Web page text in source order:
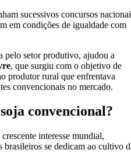
sucessivos concursos
em condições de igualdade com
pelo setor produtivo, ajudou a
, que surgiu com o objetivo de
produtor rural que enfrentava
convencionais no mercado.
convencional?
interesse mundial,
brasileiros se dedicam ao cultivo